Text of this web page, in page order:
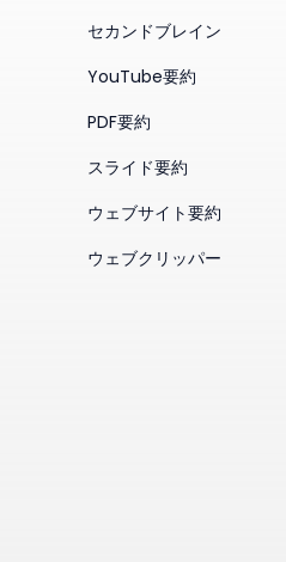
セカンドブレイン
YouTube要約
PDF要約
スライド要約
ウェブサイト要約
ウェブクリッパー